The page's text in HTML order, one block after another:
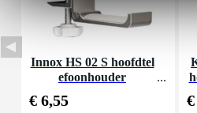
Innox HS 02 S hoofdtel
efoonhouder
€ 6,55